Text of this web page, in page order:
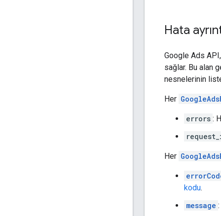
Hata
Google Ads
sağlar. Bu alan
nesnelerinin
Her
errors :
Her
kodu.
message